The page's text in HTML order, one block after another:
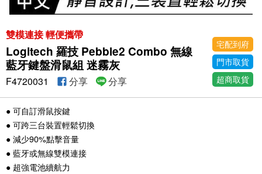
雙模連接 輕便攜帶
Logitech 羅技 Pebble2 Combo 無線
藍牙鍵盤滑鼠組 迷霧灰
宅配到府
門市取貨
超商取貨
F4720031 分享 分享
● 可自訂滑鼠按鍵
● 可跨三台裝置輕鬆切換
● 減少90%點擊音量
● 藍牙或無線雙模連接
● 超強電池續航力